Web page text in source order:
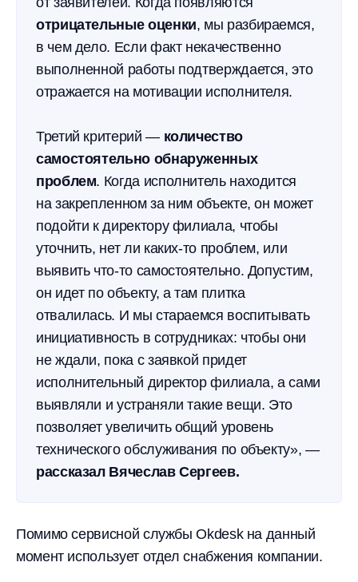
отрицательные оценки, мы разбираемся,
в чем дело. Если факт некачественно
выполненной работы подтверждается, это
отражается на мотивации исполнителя.
Третий критерий — количество
самостоятельно обнаруженных
проблем. Когда исполнитель находится
на закрепленном за ним объекте, он может
подойти к директору филиала, чтобы
уточнить, нет ли каких-то проблем, или
выявить что-то самостоятельно. Допустим,
он идет по объекту, а там плитка
отвалилась. И мы стараемся воспитывать
инициативность в сотрудниках: чтобы они
не ждали, пока с заявкой придет
исполнительный директор филиала, а сами
выявляли и устраняли такие вещи. Это
позволяет увеличить общий уровень
технического обслуживания по объекту», —
рассказал Вячеслав Сергеев.
Помимо сервисной службы Okdesk на данный
момент использует отдел снабжения компании.